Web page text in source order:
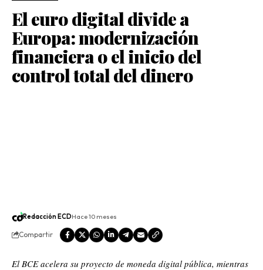
El euro digital divide a
Europa: modernización
financiera o el inicio del
control total del dinero
Redacción ECDHace 10 meses
Compartir
El BCE acelera su proyecto de moneda digital pública, mientras